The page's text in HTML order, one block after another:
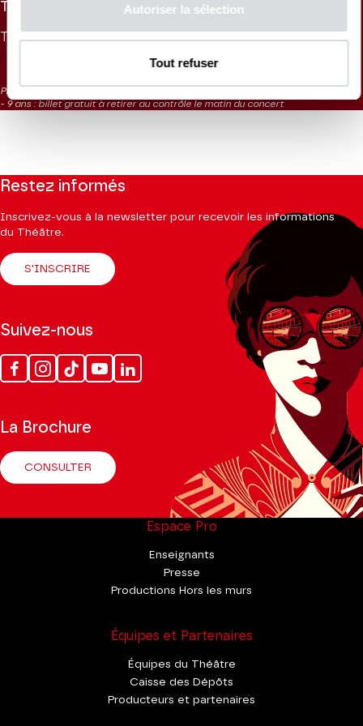
Autoriser la sélection
Tout refuser
TARIF UNIQUE- 26 ANS- 9 ANS
Placement libre
- 9 ans : billet gratuit à retirer au contrôle le matin du concert
Restez informés
Inscrivez-vous à la newsletter pour recevoir les informations
du Théâtre.
S'INSCRIRE
Suivez-nous
FacebookInstagram
Tik
Tok
YoutubeLinkedin
La Brochure
CONSULTER
Espace Pro
Enseignants
Presse
Productions Hors les murs
Équipes et Partenaires
Équipes du Théâtre
Caisse des Dépôts
Producteurs et partenaires